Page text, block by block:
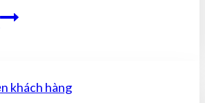
TUỔI
ĐEOkhách hàng